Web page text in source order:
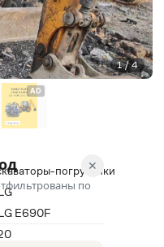
погрузчики
E690F
1 / 4
AD
✕
по